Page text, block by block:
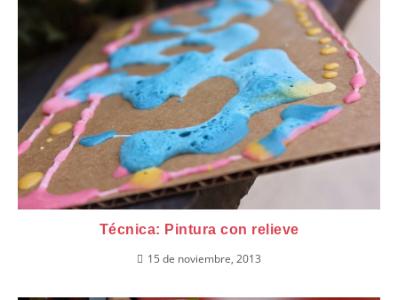
Técnica: Pintura con relieve
15 de noviembre, 2013